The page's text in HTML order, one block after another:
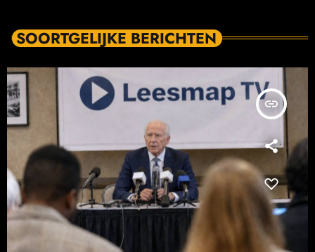
SOORTGELIJKE BERICHTEN
insert_link